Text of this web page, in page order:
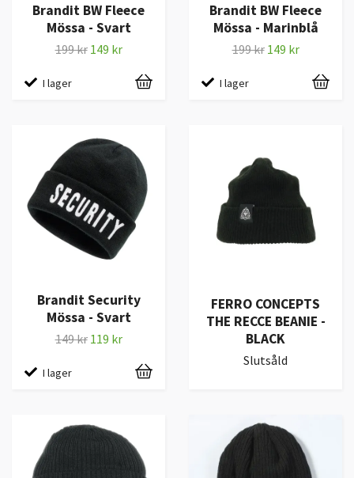
Brandit BW Fleece
Mössa - Svart
199 kr 149 kr
I lager
Brandit BW Fleece
Mössa - Marinblå
199 kr 149 kr
I lager
Brandit Security
Mössa - Svart
149 kr 119 kr
I lager
FERRO CONCEPTS
THE RECCE BEANIE -
BLACK
Slutsåld